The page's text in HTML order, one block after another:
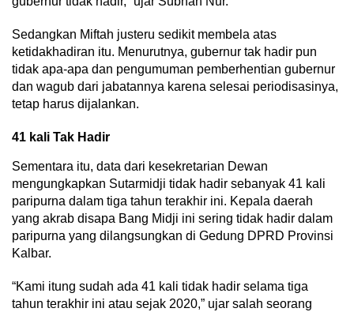
Sedangkan Miftah justeru sedikit membela atas
ketidakhadiran itu. Menurutnya, gubernur tak hadir pun
tidak apa-apa dan pengumuman pemberhentian gubernur
dan wagub dari jabatannya karena selesai periodisasinya,
tetap harus dijalankan.
41 kali Tak Hadir
Sementara itu, data dari kesekretarian Dewan
mengungkapkan Sutarmidji tidak hadir sebanyak 41 kali
paripurna dalam tiga tahun terakhir ini. Kepala daerah
yang akrab disapa Bang Midji ini sering tidak hadir dalam
paripurna yang dilangsungkan di Gedung DPRD Provinsi
Kalbar.
“Kami itung sudah ada 41 kali tidak hadir selama tiga
tahun terakhir ini atau sejak 2020,” ujar salah seorang